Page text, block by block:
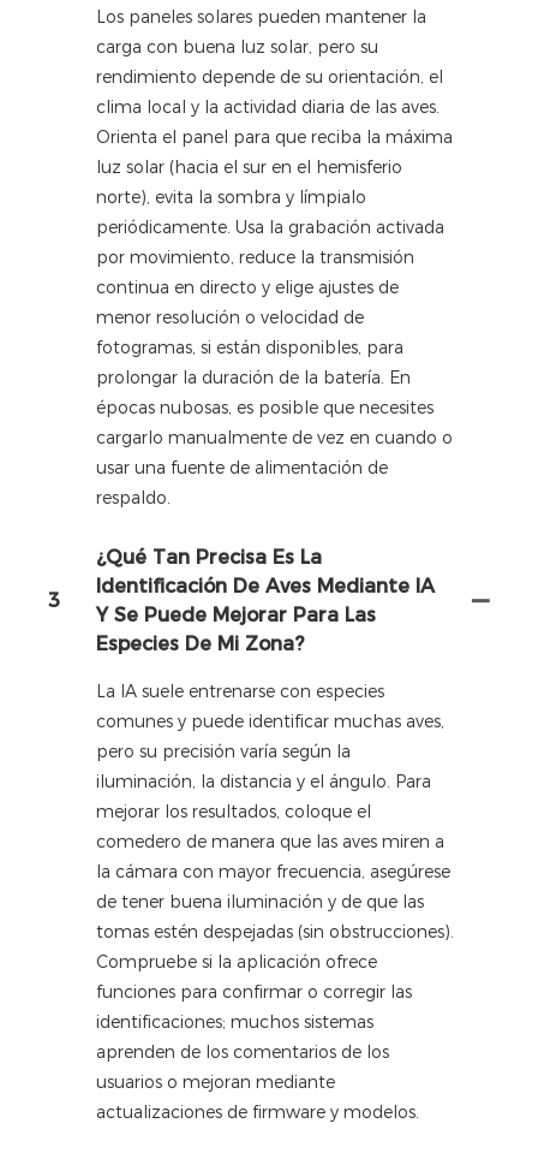
Los paneles solares pueden mantener la
carga con buena luz solar, pero su
rendimiento depende de su orientación, el
clima local y la actividad diaria de las aves.
Orienta el panel para que reciba la máxima
luz solar (hacia el sur en el hemisferio
norte), evita la sombra y límpialo
periódicamente. Usa la grabación activada
por movimiento, reduce la transmisión
continua en directo y elige ajustes de
menor resolución o velocidad de
fotogramas, si están disponibles, para
prolongar la duración de la batería. En
épocas nubosas, es posible que necesites
cargarlo manualmente de vez en cuando o
usar una fuente de alimentación de
respaldo.
3
¿Qué Tan Precisa Es La
Identificación De Aves Mediante IA
Y Se Puede Mejorar Para Las
Especies De Mi Zona?
La IA suele entrenarse con especies
comunes y puede identificar muchas aves,
pero su precisión varía según la
iluminación, la distancia y el ángulo. Para
mejorar los resultados, coloque el
comedero de manera que las aves miren a
la cámara con mayor frecuencia, asegúrese
de tener buena iluminación y de que las
tomas estén despejadas (sin obstrucciones).
Compruebe si la aplicación ofrece
funciones para confirmar o corregir las
identificaciones; muchos sistemas
aprenden de los comentarios de los
usuarios o mejoran mediante
actualizaciones de firmware y modelos.